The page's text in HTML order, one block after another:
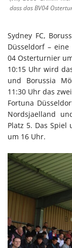
dass das BV04
Sydney FC,
Düsseldorf –
04 Osterturnier
10:15 Uhr wird
und Borussia
11:30 Uhr das
Fortuna
Nordsjaelland
Platz 5. Das Spiel
um 16 Uhr.